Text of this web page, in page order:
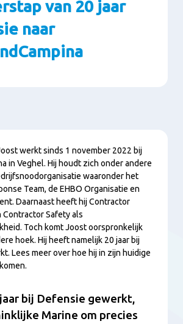
van 20 jaar
naar
werkt sinds 1 november 2022 bij
in Veghel. Hij houdt zich onder andere
waaronder het
Team, de EHBO Organisatie en
Daarnaast heeft hij Contractor
Contractor Safety als
Toch komt Joost oorspronkelijk
hoek. Hij heeft namelijk 20 jaar bij
Lees meer over hoe hij in zijn huidige
bij Defensie gewerkt,
Marine om precies